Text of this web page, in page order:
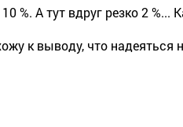
%. А тут вдруг резко 2 %...
к выводу, что надеяться